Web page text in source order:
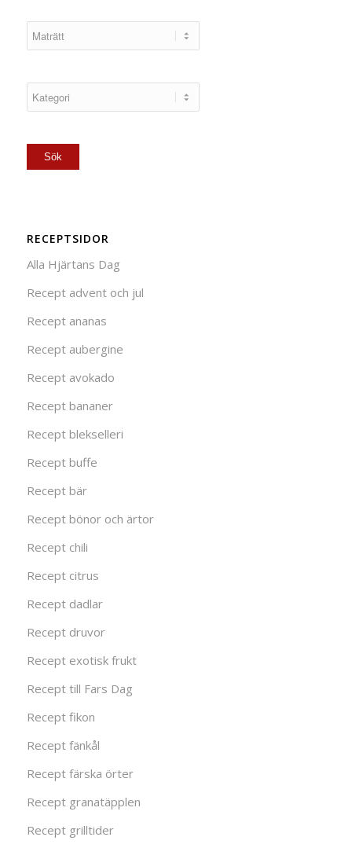
RECEPTSIDOR
Alla Hjärtans Dag
Recept advent och jul
Recept ananas
Recept aubergine
Recept avokado
Recept bananer
Recept blekselleri
Recept buffe
Recept bär
Recept bönor och ärtor
Recept chili
Recept citrus
Recept dadlar
Recept druvor
Recept exotisk frukt
Recept till Fars Dag
Recept fikon
Recept fänkål
Recept färska örter
Recept granatäpplen
Recept grilltider